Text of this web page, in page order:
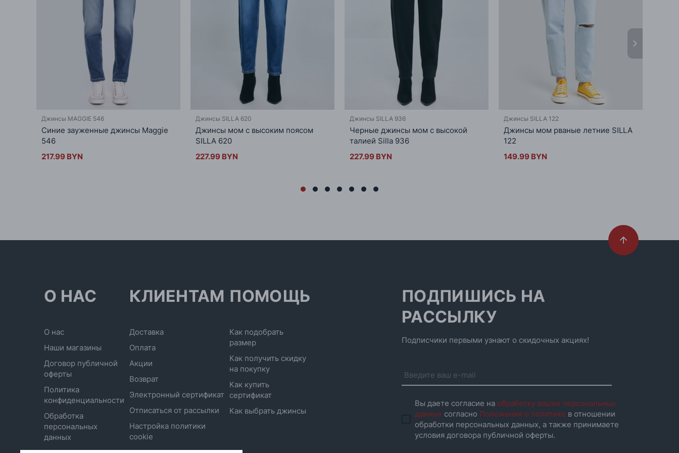
Джинсы MAGGIE 546
Синие зауженные джинсы Maggie
546
217.99 BYN
Джинсы SILLA 620
Джинсы мом с высоким поясом
SILLA 620
227.99 BYN
Джинсы SILLA 936
Черные джинсы мом с высокой
талией Silla 936
227.99 BYN
Джинсы SILLA 122
Джинсы мом рваные летние SILLA
122
149.99 BYN
О НАС
О нас
Наши магазины
Договор публичной
оферты
Политика
конфиденциальности
Обработка
персональных
данных
КЛИЕНТАМ
Доставка
Оплата
Акции
Возврат
Электронный сертификат
Отписаться от рассылки
Настройка политики
cookie
ПОМОЩЬ
Как подобрать
размер
Как получить скидку
на покупку
Как купить
сертификат
Как выбрать джинсы
ПОДПИШИСЬ НА
РАССЫЛКУ
Подписчики первыми узнают о скидочных акциях!
Вы даете согласие на обработку ваших персональных
данных согласно Положения о политике в отношении
обработки персональных данных, а также принимаете
условия договора публичной оферты.